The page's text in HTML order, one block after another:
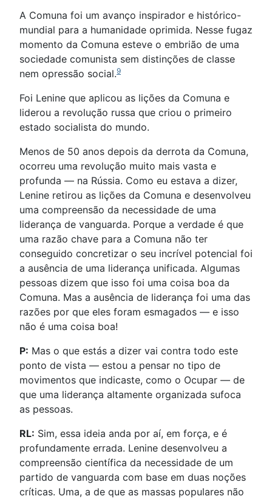
A Comuna foi um avanço inspirador e histórico-
mundial para a humanidade oprimida. Nesse fugaz
momento da Comuna esteve o embrião de uma
sociedade comunista sem distinções de classe
nem opressão social.9
Foi Lenine que aplicou as lições da Comuna e
liderou a revolução russa que criou o primeiro
estado socialista do mundo.
Menos de 50 anos depois da derrota da Comuna,
ocorreu uma revolução muito mais vasta e
profunda — na Rússia. Como eu estava a dizer,
Lenine retirou as lições da Comuna e desenvolveu
uma compreensão da necessidade de uma
liderança de vanguarda. Porque a verdade é que
uma razão chave para a Comuna não ter
conseguido concretizar o seu incrível potencial foi
a ausência de uma liderança unificada. Algumas
pessoas dizem que isso foi uma coisa boa da
Comuna. Mas a ausência de liderança foi uma das
razões por que eles foram esmagados — e isso
não é uma coisa boa!
P: Mas o que estás a dizer vai contra todo este
ponto de vista — estou a pensar no tipo de
movimentos que indicaste, como o Ocupar — de
que uma liderança altamente organizada sufoca
as pessoas.
RL: Sim, essa ideia anda por aí, em força, e é
profundamente errada. Lenine desenvolveu a
compreensão científica da necessidade de um
partido de vanguarda com base em duas noções
críticas. Uma, a de que as massas populares não